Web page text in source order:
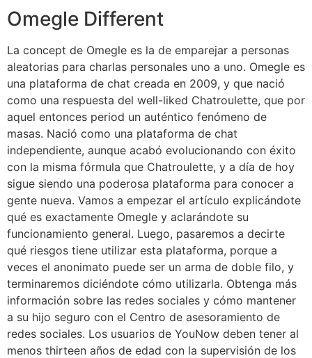
Omegle Different
La concept de Omegle es la de emparejar a personas
aleatorias para charlas personales uno a uno. Omegle es
una plataforma de chat creada en 2009, y que nació
como una respuesta del well-liked Chatroulette, que por
aquel entonces period un auténtico fenómeno de
masas. Nació como una plataforma de chat
independiente, aunque acabó evolucionando con éxito
con la misma fórmula que Chatroulette, y a día de hoy
sigue siendo una poderosa plataforma para conocer a
gente nueva. Vamos a empezar el artículo explicándote
qué es exactamente Omegle y aclarándote su
funcionamiento general. Luego, pasaremos a decirte
qué riesgos tiene utilizar esta plataforma, porque a
veces el anonimato puede ser un arma de doble filo, y
terminaremos diciéndote cómo utilizarla. Obtenga más
información sobre las redes sociales y cómo mantener
a su hijo seguro con el Centro de asesoramiento de
redes sociales. Los usuarios de YouNow deben tener al
menos thirteen años de edad con la supervisión de los